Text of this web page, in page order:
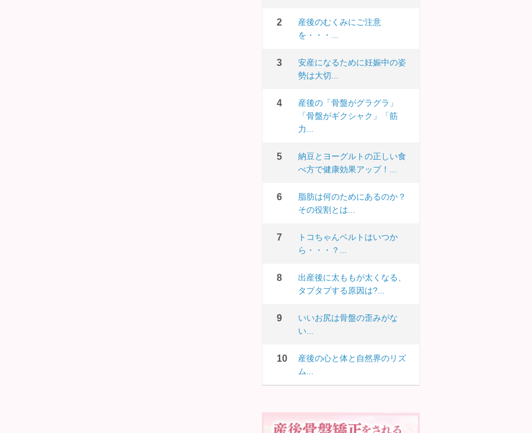
産後のむくみにご注意
を・・・...
安産になるために妊娠中の姿
勢は大切...
産後の「骨盤がグラグラ」
「骨盤がギクシャク」「筋
力...
納豆とヨーグルトの正しい食
べ方で健康効果アップ！...
脂肪は何のためにあるのか？
その役割とは...
トコちゃんベルトはいつか
ら・・・？...
出産後に太ももが太くなる、
タプタプする原因は?...
いいお尻は骨盤の歪みがな
い...
産後の心と体と自然界のリズ
ム...